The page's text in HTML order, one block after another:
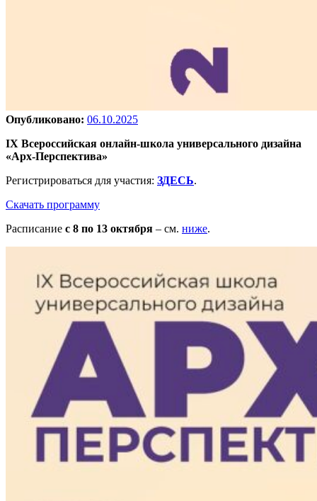
Опубликовано: 06.10.2025
IX Всероссийская онлайн-школа универсального дизайна
«Арх-Перспектива»
Регистрироваться для участия: ЗДЕСЬ.
Скачать программу
Расписание с 8 по 13 октября – см. ниже.